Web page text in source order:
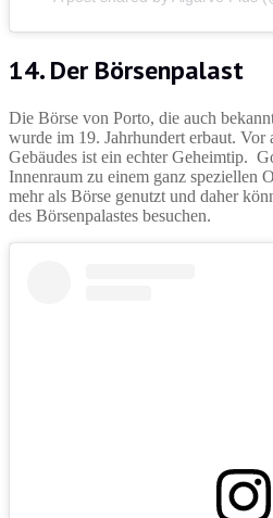
14. Der Börsenpalast
Die Börse von Porto, die auch
wurde im 19. Jahrhundert erbaut. Vor
Gebäudes ist ein echter Geheimtip.
Innenraum zu einem ganz speziellen
mehr als Börse genutzt und daher
des Börsenpalastes besuchen.